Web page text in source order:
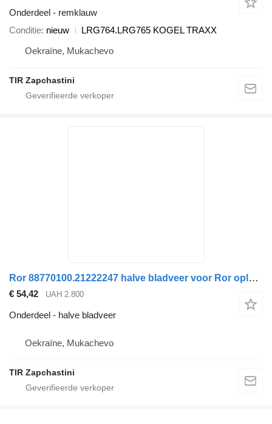
Onderdeel - remklauw
Conditie nieuw
LRG764.LRG765 KOGEL TRAXX
Oekraïne, Mukachevo
TIR Zapchastini
Ror 88770100.21222247 halve bladveer voor Ror oplegger
€ 54,42 UAH 2.800
Onderdeel - halve bladveer
Oekraïne, Mukachevo
TIR Zapchastini